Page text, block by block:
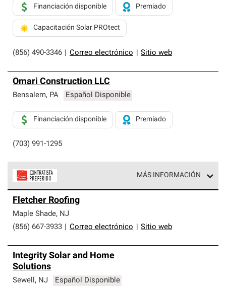
(856) 490-3346 Correo electrónico Sitio web
Financiación disponible Premiado
Capacitación Solar PROtect
Omari Construction LLC
Bensalem, PA Español Disponible
(703) 991-1295
Financiación disponible Premiado
MÁS INFORMACIÓN
parte de una red exclusiva de profesionales de techos
que cumplen con altos estándares y requisitos estrictos
de profesionalismo y confiabilidad.
Fletcher Roofing
Maple Shade, NJ
(856) 667-3933
Correo electrónico Sitio web
Integrity Solar and Home
Solutions
Sewell, NJ Español Disponible